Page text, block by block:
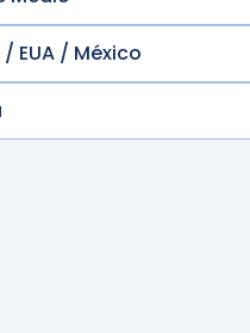
EUA / México